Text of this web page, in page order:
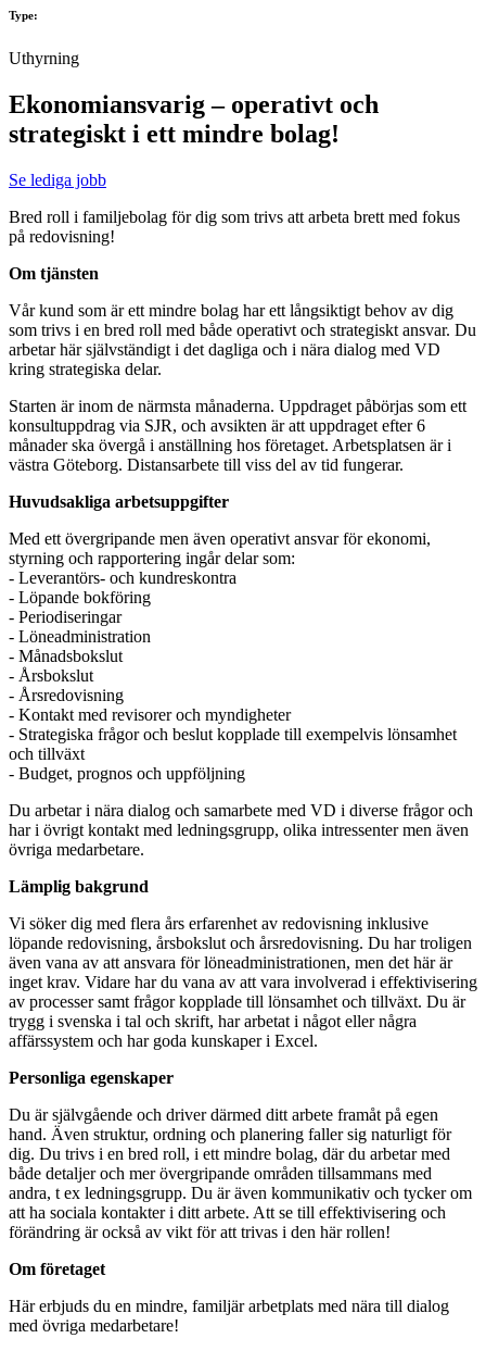
Type:
Uthyrning
Ekonomiansvarig – operativt och
strategiskt i ett mindre bolag!
Se lediga jobb
Bred roll i familjebolag för dig som trivs att arbeta brett med fokus
på redovisning!
Om tjänsten
Vår kund som är ett mindre bolag har ett långsiktigt behov av dig
som trivs i en bred roll med både operativt och strategiskt ansvar. Du
arbetar här självständigt i det dagliga och i nära dialog med VD
kring strategiska delar.
Starten är inom de närmsta månaderna. Uppdraget påbörjas som ett
konsultuppdrag via SJR, och avsikten är att uppdraget efter 6
månader ska övergå i anställning hos företaget. Arbetsplatsen är i
västra Göteborg. Distansarbete till viss del av tid fungerar.
Huvudsakliga arbetsuppgifter
Med ett övergripande men även operativt ansvar för ekonomi,
styrning och rapportering ingår delar som:
- Leverantörs- och kundreskontra
- Löpande bokföring
- Periodiseringar
- Löneadministration
- Månadsbokslut
- Årsbokslut
- Årsredovisning
- Kontakt med revisorer och myndigheter
- Strategiska frågor och beslut kopplade till exempelvis lönsamhet
och tillväxt
- Budget, prognos och uppföljning
Du arbetar i nära dialog och samarbete med VD i diverse frågor och
har i övrigt kontakt med ledningsgrupp, olika intressenter men även
övriga medarbetare.
Lämplig bakgrund
Vi söker dig med flera års erfarenhet av redovisning inklusive
löpande redovisning, årsbokslut och årsredovisning. Du har troligen
även vana av att ansvara för löneadministrationen, men det här är
inget krav. Vidare har du vana av att vara involverad i effektivisering
av processer samt frågor kopplade till lönsamhet och tillväxt. Du är
trygg i svenska i tal och skrift, har arbetat i något eller några
affärssystem och har goda kunskaper i Excel.
Personliga egenskaper
Du är självgående och driver därmed ditt arbete framåt på egen
hand. Även struktur, ordning och planering faller sig naturligt för
dig. Du trivs i en bred roll, i ett mindre bolag, där du arbetar med
både detaljer och mer övergripande områden tillsammans med
andra, t ex ledningsgrupp. Du är även kommunikativ och tycker om
att ha sociala kontakter i ditt arbete. Att se till effektivisering och
förändring är också av vikt för att trivas i den här rollen!
Om företaget
Här erbjuds du en mindre, familjär arbetplats med nära till dialog
med övriga medarbetare!